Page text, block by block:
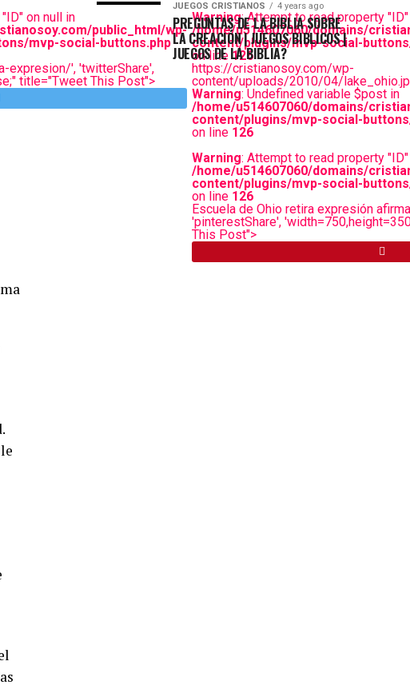
on null in
public_html/wp-
mvp-social-buttons.php
expresion/', 'twitterShare',
title="Tweet This Post">
Warning: Attempt to read property
/home/u514607060/domains/
content/plugins/mvp-social-
on line126
https://cristianosoy.com/wp-
content/uploads/2010/04/
Warning: Undefined variable $post in
/home/u514607060/domains/
content/plugins/mvp-social-
on line 126
Warning: Attempt to read property
/home/u514607060/domains/
content/plugins/mvp-social-
on line 126
Escuela de Ohio retira expresión
'pinterestShare',
This Post">
JUEGOS CRISTIANOS 4 years ago
PREGUNTAS DE LA BIBLIA SOBRE
LA CREACIÓN | JUEGOS BIBLICOS |
JUEGOS DE LA BIBLIA?